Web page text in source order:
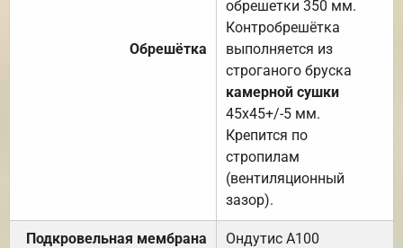
Обрешётка
обрешетки 350 мм.
Контробрешётка
выполняется из
строганого бруска
камерной сушки
45х45+/-5 мм.
Крепится по
стропилам
(вентиляционный
зазор).
Подкровельная мембрана Ондутис А100